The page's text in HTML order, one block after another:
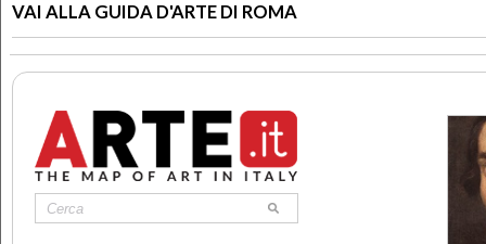
VAI ALLA GUIDA D'ARTE DI ROMA